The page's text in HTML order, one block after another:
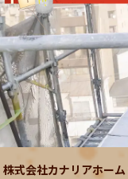
株式会社カナリアホーム